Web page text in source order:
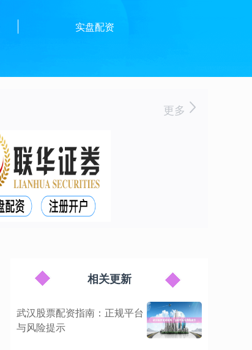
实盘配资
更多
相关更新
武汉股票配资指南：正规平台
与风险提示